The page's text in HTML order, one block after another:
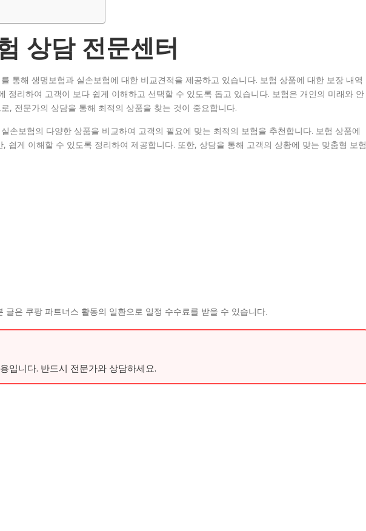
상담 전문센터
통해 생명보험과 실손보험에 대한 비교견적을 제공하고 있습니다. 보험 상품에 대한 보장 내역
정리하여 고객이 보다 쉽게 이해하고 선택할 수 있도록 돕고 있습니다. 보험은 개인의 미래와 안
, 전문가의 상담을 통해 최적의 상품을 찾는 것이 중요합니다.
손보험의 다양한 상품을 비교하여 고객의 필요에 맞는 최적의 보험을 추천합니다. 보험 상품에
쉽게 이해할 수 있도록 정리하여 제공합니다. 또한, 상담을 통해 고객의 상황에 맞는 맞춤형 보험
글은 쿠팡 파트너스 활동의 일환으로 일정 수수료를 받을 수 있습니다.
입니다. 반드시 전문가와 상담하세요.